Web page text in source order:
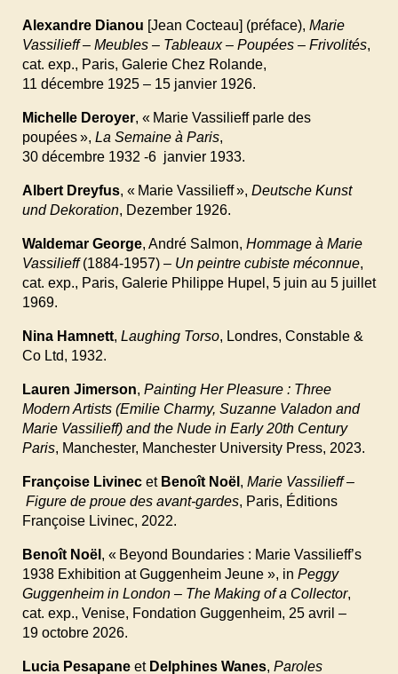
Alexandre Dianou [Jean Cocteau] (préface), Marie
Vassilieff – Meubles – Tableaux – Poupées – Frivolités,
cat. exp., Paris, Galerie Chez Rolande,
11 décembre 1925 – 15 janvier 1926.
Michelle Deroyer, « Marie Vassilieff parle des
poupées », La Semaine à Paris,
30 décembre 1932 -6 janvier 1933.
Albert Dreyfus, « Marie Vassilieff », Deutsche Kunst
und Dekoration, Dezember 1926.
Waldemar George, André Salmon, Hommage à Marie
Vassilieff(1884-1957) – Un peintre cubiste méconnue,
cat. exp., Paris, Galerie Philippe Hupel, 5 juin au 5 juillet
1969.
Nina Hamnett, Laughing Torso, Londres, Constable &
Co Ltd, 1932.
Lauren Jimerson, Painting Her Pleasure : Three
Modern Artists (Emilie Charmy, Suzanne Valadon and
Marie Vassilieff) and the Nude in Early 20th Century
Paris, Manchester, Manchester University Press, 2023.
Françoise Livinecet Benoît Noël , Marie Vassilieff –
Figure de proue des avant-gardes, Paris, Éditions
Françoise Livinec, 2022.
Benoît Noël , « Beyond Boundaries : Marie Vassilieff’s
1938 Exhibition at Guggenheim Jeune », in Peggy
Guggenheim in London – The Making of a Collector,
cat. exp., Venise, Fondation Guggenheim, 25 avril –
19 octobre 2026.
Lucia Pesapaneet Delphines Wanes, Paroles